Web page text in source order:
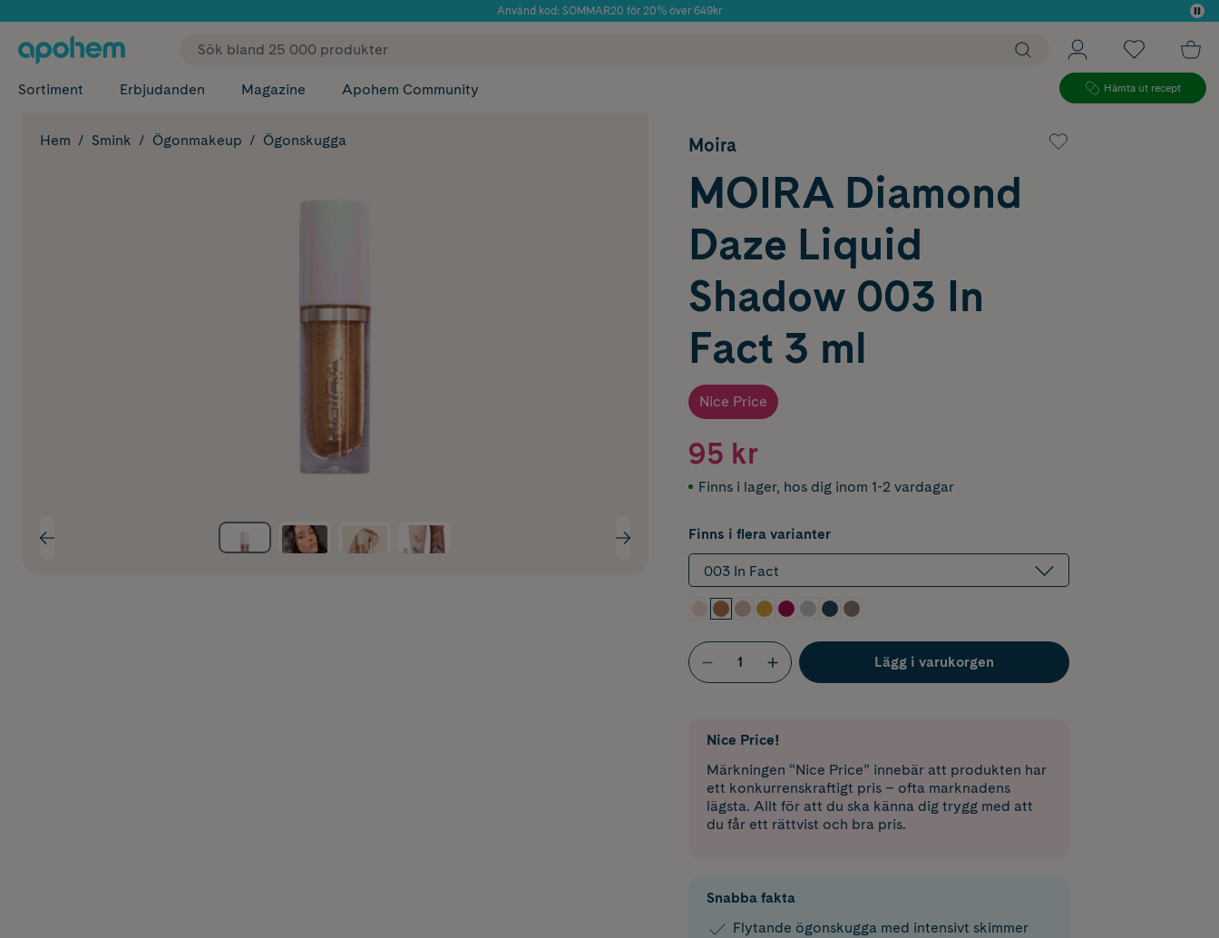
Använd kod: SOMMAR20 för 20% över 649kr
✓ Fri frakt
Sortiment Erbjudanden Magazine Apohem Community Hämta ut recept
Hem Smink Ögonmakeup Ögonskugga Moira
MOIRA Diamond
Daze Liquid
Shadow 003 In
Fact 3 ml
Nice Price
95 kr
Finns i lager, hos dig inom 1-2 vardagar
Finns i flera varianter
003 In Fact
Lägg i varukorgen
Nice Price!
Märkningen “Nice Price” innebär att produkten har
ett konkurrenskraftigt pris – ofta marknadens
lägsta. Allt för att du ska känna dig trygg med att
du får ett rättvist och bra pris.
Snabba fakta
Flytande ögonskugga med intensivt skimmer